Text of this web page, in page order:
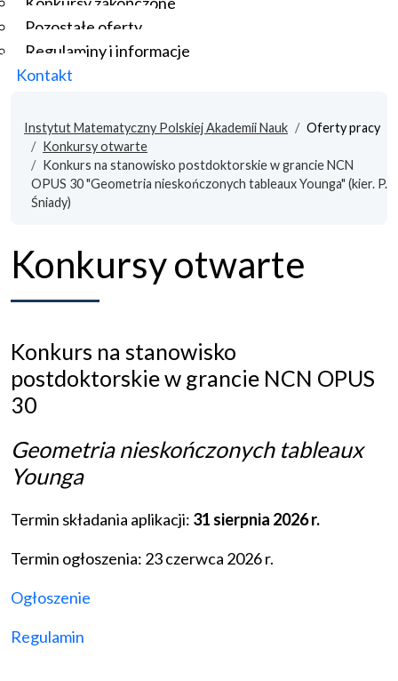
Pozostałe oferty
Regulaminy i informacje
Kontakt
Instytut Matematyczny Polskiej Akademii Nauk
Oferty pracy
Konkursy otwarte
Konkurs na stanowisko postdoktorskie w grancie NCN
OPUS 30 "Geometria nieskończonych tableaux Younga" (kier. P.
Śniady)
Konkursy otwarte
Konkurs na stanowisko
postdoktorskie w grancie NCN OPUS
30
Geometria nieskończonych tableaux
Younga
Termin składania aplikacji: 31 sierpnia 2026 r.
Termin ogłoszenia: 23 czerwca 2026 r.
Ogłoszenie
Regulamin